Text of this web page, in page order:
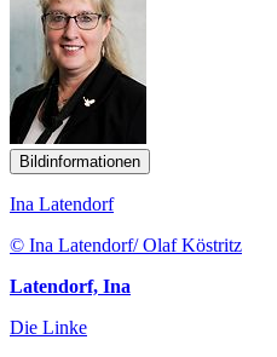
Bildinformationen
Ina Latendorf
© Ina Latendorf/ Olaf Köstritz
Latendorf, Ina
Die Linke